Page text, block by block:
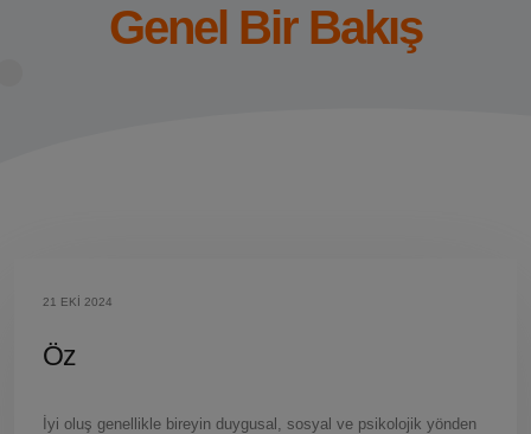
Genel Bir Bakış
21 EKI 2024
Öz
İyi oluş genellikle bireyin duygusal, sosyal ve psikolojik yönden